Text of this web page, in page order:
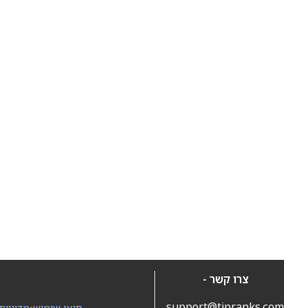
צרו קשר -